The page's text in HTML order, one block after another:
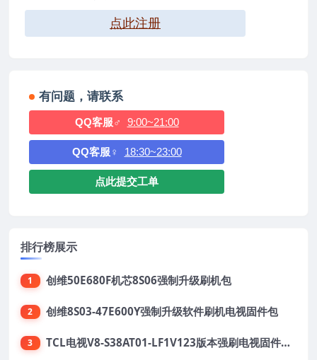
点此注册
有问题，请联系
QQ客服♂ 9:00~21:00
QQ客服♀ 18:30~23:00
点此提交工单
排行榜展示
1 创维50E680F机芯8S06强制升级刷机包
2 创维8S03-47E600Y强制升级软件刷机电视固件包
3 TCL电视V8-S38AT01-LF1V123版本强刷电视固件包下载